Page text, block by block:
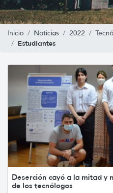
Inicio Noticias 2022
Estudiantes
Deserción cayó a la mitad y
de los tecnólogos